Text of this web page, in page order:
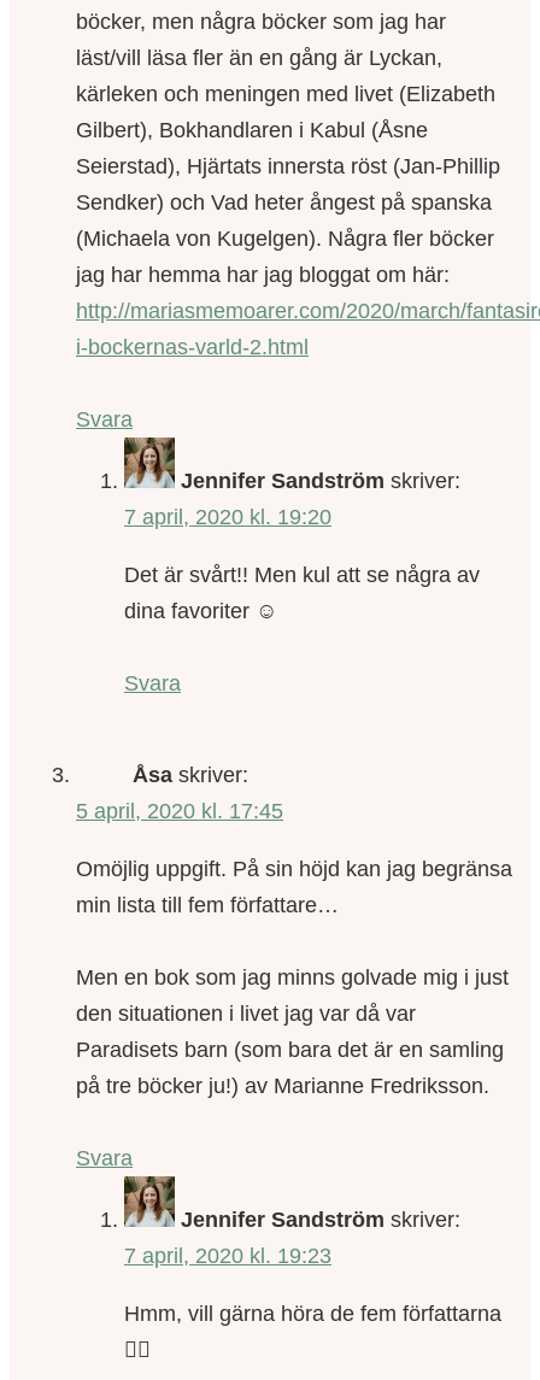
böcker, men några böcker som jag har
läst/vill läsa fler än en gång är Lyckan,
kärleken och meningen med livet (Elizabeth
Gilbert), Bokhandlaren i Kabul (Åsne
Seierstad), Hjärtats innersta röst (Jan-Phillip
Sendker) och Vad heter ångest på spanska
(Michaela von Kugelgen). Några fler böcker
jag har hemma har jag bloggat om här:
http://mariasmemoarer.com/2020/march/
i-bockernas-varld-2.html
Svara
Jennifer Sandström skriver:
7 april, 2020 kl. 19:20
Det är svårt!! Men kul att se några av
dina favoriter ☺️
Svara
Åsa skriver:
5 april, 2020 kl. 17:45
Omöjlig uppgift. På sin höjd kan jag begränsa
min lista till fem författare…
Men en bok som jag minns golvade mig i just
den situationen i livet jag var då var
Paradisets barn (som bara det är en samling
på tre böcker ju!) av Marianne Fredriksson.
Svara
Jennifer Sandström skriver:
7 april, 2020 kl. 19:23
Hmm, vill gärna höra de fem författarna
👌🏼